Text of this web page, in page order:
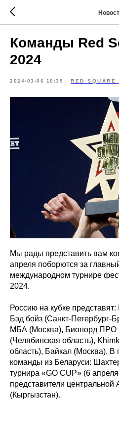
Команды Red
2024
2024-03-06 10:39 RED SQUARE
Мы рады представить вам
апреля поборются за
международном турнире
2024.
Россию на кубке
Бэд бойз (Санкт-Петербург-
МБА (Москва), Бионорд ПРО
(Челябинская область),
область), Байкал (Москва). В
команды из Беларуси:
турнира «GO CUP» (6
представители
(Кыргызстан).